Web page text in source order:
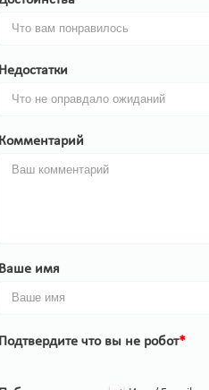
Недостатки
Комментарий
Ваше имя
Подтвердите что вы не робот*